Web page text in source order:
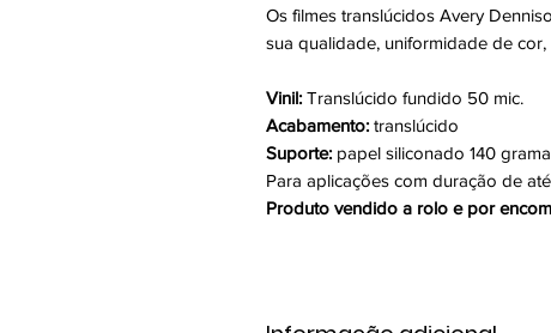
Os filmes translúcidos Avery
sua qualidade, uniformidade de
Vinil: Translúcido fundido 50 mic.
Acabamento: translúcido
Suporte: papel siliconado 140
Para aplicações com duração de
Produto vendido a rolo e por